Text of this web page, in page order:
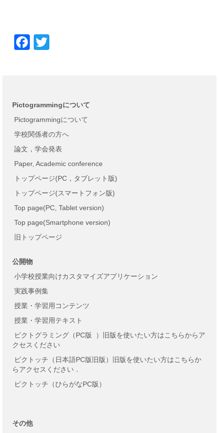
Facebook
Pictogrammingについて
Pictogrammingについて
学校関係者の方へ
論文，学会発表
Paper, Academic conference
トップページ(PC，タブレット版)
トップページ(スマートフォン版)
Top page(PC, Tablet version)
Top page(Smartphone version)
旧トップページ
公開物
小学校授業向けカスタマイズアプリケーション
実践事例集
授業・学習用コンテンツ
授業・学習用テキスト
ピクトグラミング（PC版
）旧版を使いたい方はこちらからア
クセスください
ピクトッチ（日本語PC版旧版）旧版を使いたい方はこちらか
らアクセスください．
ピクトッチ（ひらがなPC版）
その他